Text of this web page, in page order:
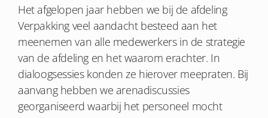
Het afgelopen jaar hebben we bij de afdeling
Verpakking veel aandacht besteed aan het
meenemen van alle medewerkers in de strategie
van de afdeling en het waarom erachter. In
dialoogsessies konden ze hierover meepraten. Bij
aanvang hebben we arenadiscussies
georganiseerd waarbij het personeel mocht